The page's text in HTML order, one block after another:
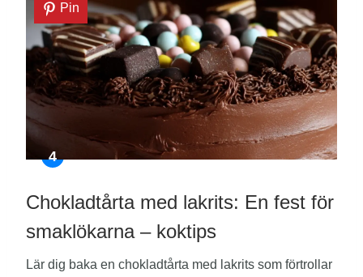
Pin
Chokladtårta med lakrits: En fest för
smaklökarna – koktips
Lär dig baka en chokladtårta med lakrits som förtrollar